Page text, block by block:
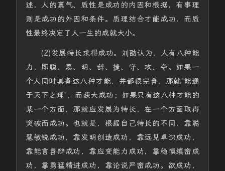
述，人的禀气、质性是成功的内因和根据，有事理
则是成功的外因和条件。质理结合才能成功，而质
性最终决定了人一生的成就大小。
(2)发展特长求得成功。刘劭认为，人有八种能
力，即聪、思、明、辞、捷、守、攻、夺。如果一
个人同时具备这八种才能，并都很完善，那就"能通
于天下之理"，而获大成功；如果只有这八种才能的
某一个方面，那就应发展为特长，在一个方面取得
突破而成功。也就是，根据自己特长的不同，靠聪
慧敏锐成功，靠发明创造成功，靠远见卓识成功，
靠能言善辩成功，靠应变能力成功，靠稳慎缜密成
功，靠勇猛精进成功，靠论说严密成功。欲成功，